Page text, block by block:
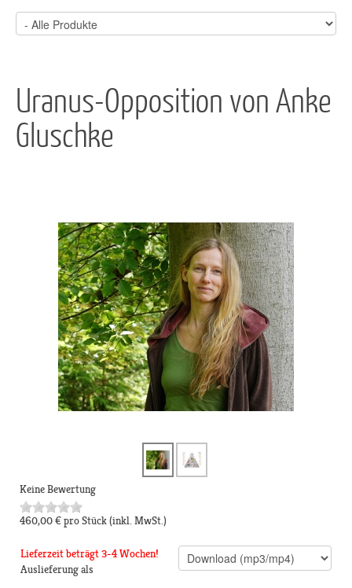
Uranus-Opposition von Anke
Gluschke
Keine Bewertung
460,00 €pro Stück(inkl. MwSt.)
Lieferzeit beträgt 3-4 Wochen!
Auslieferung als